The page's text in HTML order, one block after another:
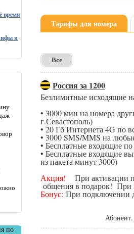
время
и
по
Тарифы для номера
Все
Россия за 1200
Безлимитные исходящие
• 3000 мин на номера
г.Севастополь)
• 20 Гб Интернета 4G по
• 3000 SMS/MMS на
• Бесплатные входящие
• Бесплатные входящие
из пакета минут 3000)
Акция! При активации
общения в подарок! При
Бонус: При подключении